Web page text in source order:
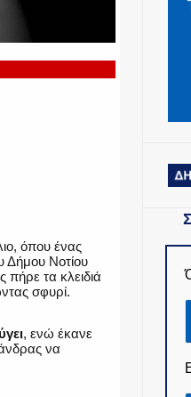
όπου ένας
Δήμου Νοτίου
πήρε τα κλειδιά
σφυρί.
, ενώ έκανε
να